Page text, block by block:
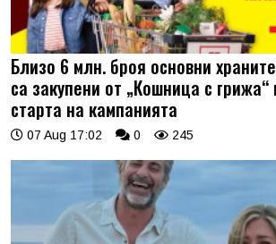
Близо 6 млн. броя основни
са закупени от „Кошница с
старта на кампанията
07 Aug 17:02 0 245